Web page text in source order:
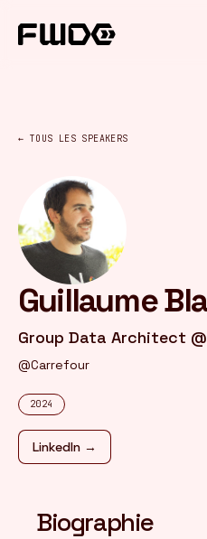
FR / EN
← TOUS LES SPEAKERS
Guillaume
Group Data Architect
@Carrefour
2024
LinkedIn →
Biographie